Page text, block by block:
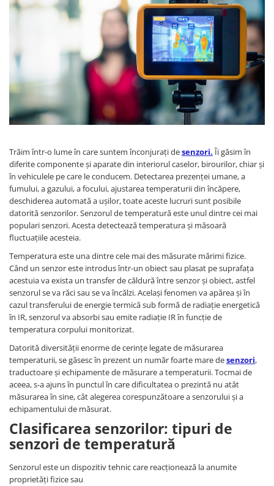
Camera
Module
Adaptoare si convertoare
Audio
Convertor nivel logic
Convertor USB la serial
Datalogger
LCD
Module
Multiplexor
Radio
Releu
RS-232
RS-485
RTC
Telecomenzi
Accesorii
Accesorii
Antene
Breadboard
Conectori
Trăim într-o lume în care suntem înconjurați desenzori. Îi găsim în
diferite componente și aparate din interiorul caselor, birourilor, chiar și
în vehiculele pe care le conducem. Detectarea prezenței umane, a
fumului, a gazului, a focului, ajustarea temperaturii din încăpere,
deschiderea automată a ușilor, toate aceste lucruri sunt posibile
datorită senzorilor. Senzorul de temperatură este unul dintre cei mai
populari senzori. Acesta detectează temperatura și măsoară
fluctuațiile acesteia.
Temperatura este una dintre cele mai des măsurate mărimi fizice.
Când un senzor este introdus într-un obiect sau plasat pe suprafața
acestuia va exista un transfer de căldură între senzor și obiect, astfel
senzorul se va răci sau se va încălzi. Acelaşi fenomen va apărea şi în
cazul transferului de energie termică sub formă de radiaţie energetică
în IR, senzorul va absorbi sau emite radiaţie IR în funcţie de
temperatura corpului monitorizat.
Datorită diversităţii enorme de cerinţe legate de măsurarea
temperaturii, se găsesc în prezent un număr foarte mare desenzori,
traductoare şi echipamente de măsurare a temperaturii. Tocmai de
aceea, s-a ajuns în punctul în care dificultatea o prezintă nu atât
măsurarea în sine, cât alegerea corespunzătoare a senzorului şi a
echipamentului de măsurat.
Clasificarea senzorilor: tipuri de
senzori de temperatură
Senzorul este un dispozitiv tehnic care reacționează la anumite
proprietăți fizice sau